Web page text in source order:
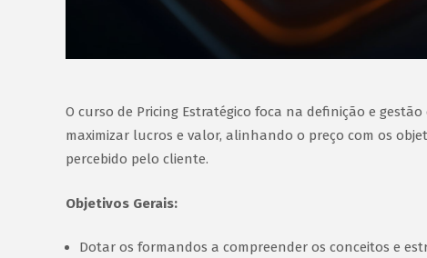
O curso de Pricing Estratégico foca na definição e
maximizar lucros e valor, alinhando o preço com os
percebido pelo cliente.
Objetivos Gerais:
Dotar os formandos a compreender os conceitos e